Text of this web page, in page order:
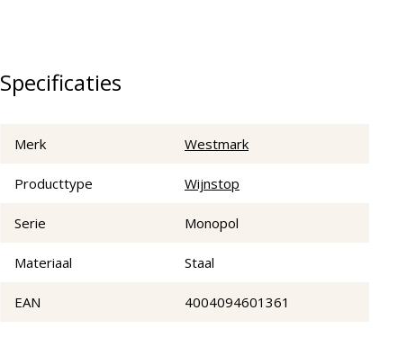
Specificaties
Merk Westmark
Producttype Wijnstop
Serie Monopol
Materiaal Staal
EAN 4004094601361